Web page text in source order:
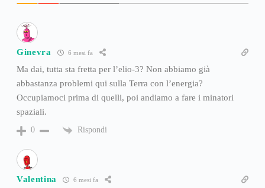
Ginevra 6 mesi fa
Ma dai, tutta sta fretta per l’elio-3? Non abbiamo già
abbastanza problemi qui sulla Terra con l’energia?
Occupiamoci prima di quelli, poi andiamo a fare i minatori
spaziali.
0 Rispondi
Valentina 6 mesi fa